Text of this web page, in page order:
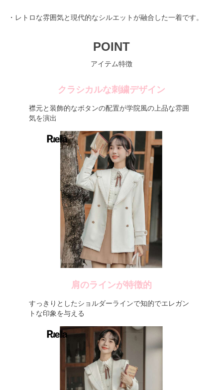
・レトロな雰囲気と現代的なシルエットが融合した一着です。
POINT
アイテム特徴
クラシカルな刺繍デザイン
襟元と装飾的なボタンの配置が学院風の上品な雰囲
気を演出
肩のラインが特徴的
すっきりとしたショルダーラインで知的でエレガン
トな印象を与える